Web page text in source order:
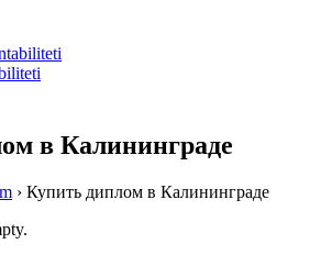
в Калининграде
› Купить диплом в Калининграде